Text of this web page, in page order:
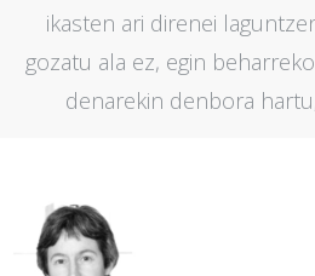
ikasten ari direnei
gozatu ala ez, egin
denarekin denbora